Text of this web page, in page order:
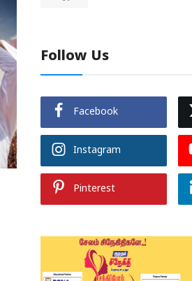
Follow Us
Facebook
Instagram
Pinterest